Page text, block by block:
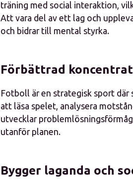
träning med social interaktion,
Att vara del av ett lag och
och bidrar till mental styrka.
Förbättrad
Fotboll är en strategisk sport där
att läsa spelet, analysera
utvecklar
utanför planen.
Bygger laganda och